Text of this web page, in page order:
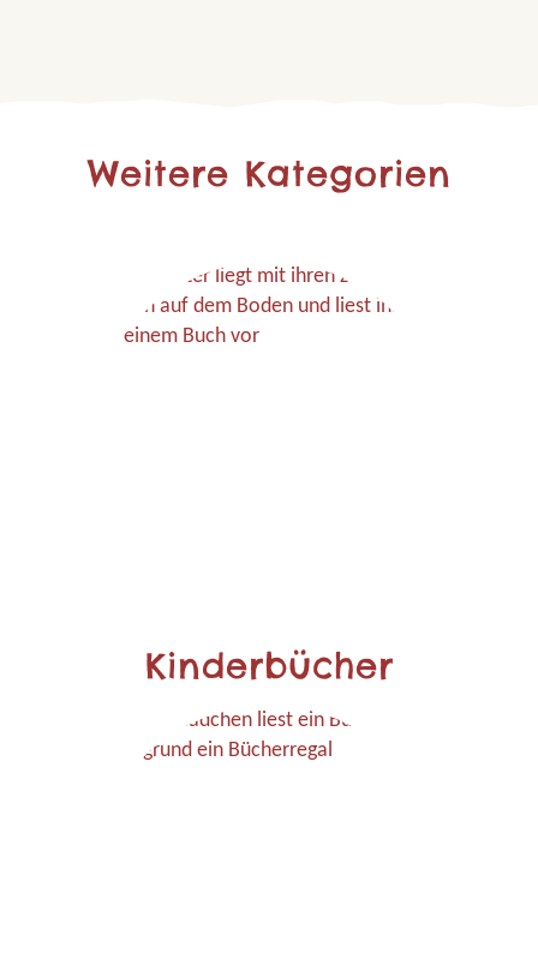
Weitere Kategorien
Kinderbücher